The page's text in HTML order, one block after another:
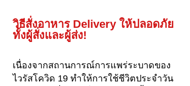
วิธีสั่งอาหาร Delivery ให้ปลอดภัย
ทั้งผู้สั่งและผู้ส่ง!
เนื่องจากสถานการณ์การแพร่ระบาดของ
ไวรัสโควิด 19 ทำให้การใช้ชีวิตประจำวัน